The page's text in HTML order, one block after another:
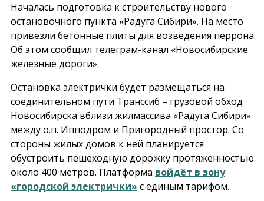
Началась подготовка к строительству нового
остановочного пункта «Радуга Сибири». На место
привезли бетонные плиты для возведения перрона.
Об этом сообщил телеграм-канал «Новосибирские
железные дороги».
Остановка электрички будет размещаться на
соединительном пути Транссиб – грузовой обход
Новосибирска вблизи жилмассива «Радуга Сибири»
между о.п. Ипподром и Пригородный простор. Со
стороны жилых домов к ней планируется
обустроить пешеходную дорожку протяженностью
около 400 метров. Платформа войдёт в зону
«городской электрички» с единым тарифом.